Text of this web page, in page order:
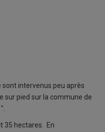
intervenus peu après
sur pied sur la commune de
35 hectares. En